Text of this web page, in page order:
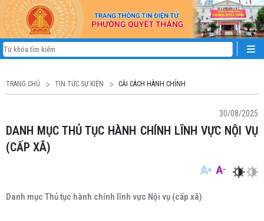
TRANG CHỦ TIN TỨC SỰ KIỆN CẢI CÁCH HÀNH CHÍNH
30/08/2025
DANH MỤC THỦ TỤC HÀNH CHÍNH LĨNH VỰC NỘI VỤ
(CẤP XÃ)
Danh mục Thủ tục hành chính lĩnh vực Nội vụ (cấp xã)